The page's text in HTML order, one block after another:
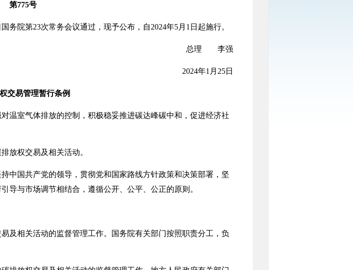
第775号
院第23次常务会议通过，现予公布，自2024年5月1日起施行。
总理 李强
2024年1月25日
交易管理暂行条例
室气体排放的控制，积极稳妥推进碳达峰碳中和，促进经济社
权交易及相关活动。
国共产党的领导，贯彻党和国家路线方针政策和决策部署，坚
导与市场调节相结合，遵循公开、公平、公正的原则。
相关活动的监督管理工作。国务院有关部门按照职责分工，负